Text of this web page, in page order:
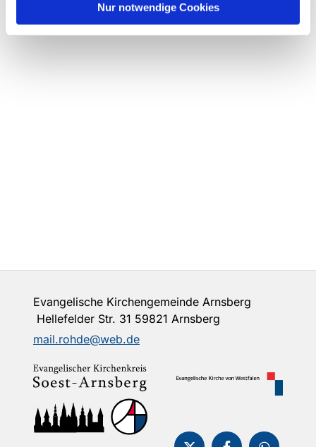
Nur notwendige Cookies
Evangelische Kirchengemeinde Arnsberg
Hellefelder Str. 31 59821 Arnsberg
mail.rohde@web.de